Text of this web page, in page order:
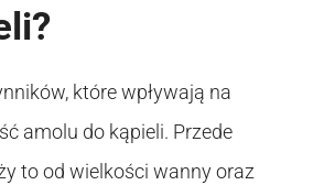
które wpływają na
amolu do kąpieli. Przede
to od wielkości wanny oraz